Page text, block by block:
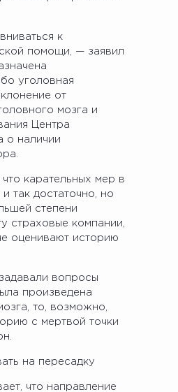
к
помощи, — заявил
уголовная
от
мозга и
Центра
о наличии
карательных мер в
так достаточно, но
степени
страховые компании,
оценивают историю
вопросы
произведена
то, возможно,
с мертвой точки
на пересадку
что направление